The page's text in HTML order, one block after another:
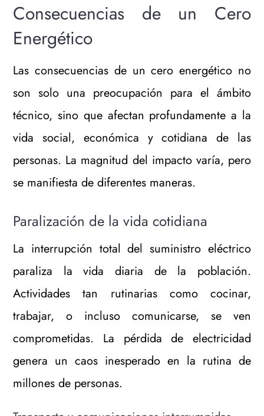
Consecuencias de un Cero
Energético
Las consecuencias de un cero energético no
son solo una preocupación para el ámbito
técnico, sino que afectan profundamente a la
vida social, económica y cotidiana de las
personas. La magnitud del impacto varía, pero
se manifiesta de diferentes maneras.
Paralización de la vida cotidiana
La interrupción total del suministro eléctrico
paraliza la vida diaria de la población.
Actividades tan rutinarias como cocinar,
trabajar, o incluso comunicarse, se ven
comprometidas. La pérdida de electricidad
genera un caos inesperado en la rutina de
millones de personas.